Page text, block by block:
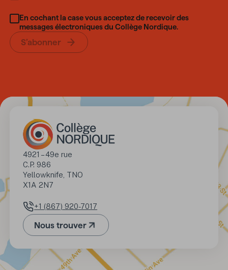
En cochant la case vous acceptez de recevoir des
messages électroniques du Collège Nordique.
S’abonner
Adresse
4921 – 49e rue
C.P. 986
Yellowknife, TNO
X1A 2N7
Numéro de téléphone
+1 (867) 920-7017
Nous trouver(Ouvre dans un nouvel onglet)